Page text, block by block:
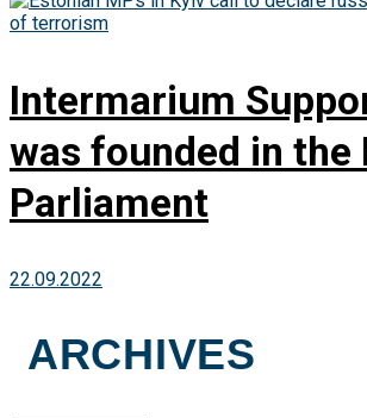
Intermarium
was founded in the
Parliament
22.09.2022
ARCHIVES